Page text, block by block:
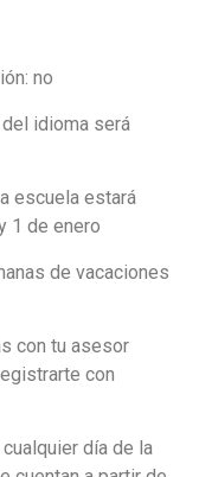
no
idioma será
escuela estará
1 de enero
de vacaciones
con tu asesor
con
día de la